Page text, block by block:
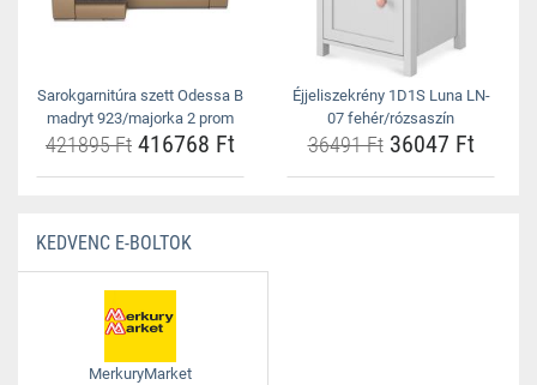
Sarokgarnitúra szett Odessa B
madryt 923/majorka 2 prom
421895 Ft 416768 Ft
Éjjeliszekrény 1D1S Luna LN-
07 fehér/rózsaszín
36491 Ft36047 Ft
KEDVENC E-BOLTOK
MerkuryMarket